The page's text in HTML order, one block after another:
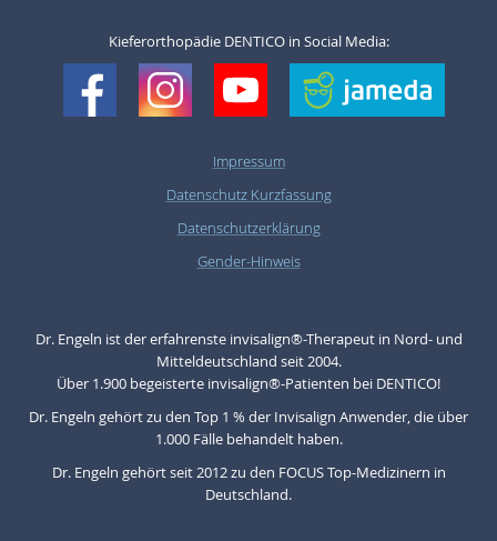
Kieferorthopädie DENTICO in Social Media:
Impressum
Datenschutz Kurzfassung
Datenschutzerklärung
Gender-Hinweis
Dr. Engeln ist der erfahrenste invisalign®-Therapeut in Nord- und
Mitteldeutschland seit 2004.
Über 1.900 begeisterte invisalign®-Patienten bei DENTICO!
Dr. Engeln gehört zu den Top 1 % der Invisalign Anwender, die über
1.000 Fälle behandelt haben.
Dr. Engeln gehört seit 2012 zu den FOCUS Top-Medizinern in
Deutschland.